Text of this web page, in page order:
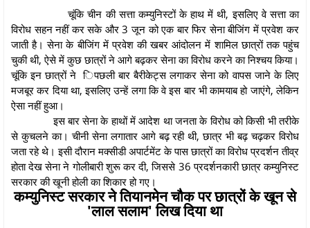
चूंकि चीन की सत्ता कम्युनिस्टों के हाथ में थी, इसलिए वे सत्ता का
विरोध सहन नहीं कर सके और 3 जून को एक बार फिर सेना बीजिंग में प्रवेश कर
जाती है। सेना के बीजिंग में प्रवेश की खबर आंदोलन में शामिल छात्रों तक पहुंच
चुकी थी, ऐसे में कुछ छात्रों ने आगे बढ़कर सेना का विरोध करने का निश्चय किया।
चूंकि इन छात्रों ने िपछली बार बैरीकेट्स लगाकर सेना को वापस जाने के लिए
मजबूर कर दिया था, इसलिए उन्हें लगा कि वे इस बार भी कामयाब हो जाएंगे, लेकिन
ऐसा नहीं हुआ।
इस बार सेना के हाथों में आदेश था जनता के विरोध को किसी भी तरीके
से कुचलने का। चीनी सेना लगातार आगे बढ़ रही थी, छात्र भी बढ़ चढ़कर विरोध
जता रहे थे। इसी दौरान मक्सीडी अपार्टमेंट के पास छात्रों का विरोध प्रदर्शन तीव्र
होता देख सेना ने गोलीबारी शुरू कर दी, जिससे 36 प्रदर्शनकारी छात्र कम्युनिस्ट
सरकार की खूनी होली का शिकार हो गए।
कम्युनिस्ट सरकार ने तियानमेन चौक पर छात्रों के खून से
'लाल सलाम' लिख दिया था